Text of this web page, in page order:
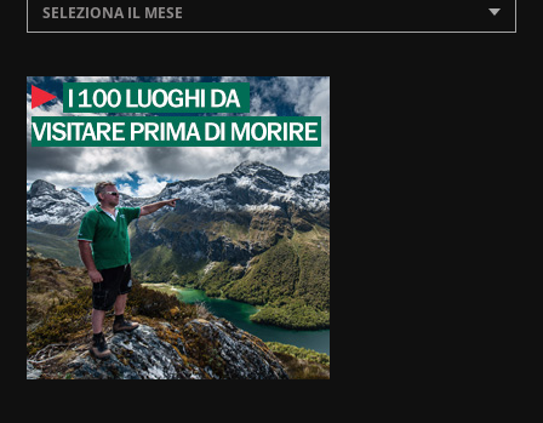
SELEZIONA IL MESE